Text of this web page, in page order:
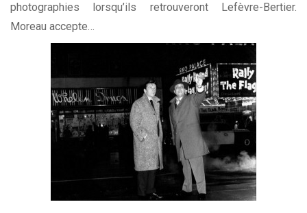
photographies lorsqu’ils retrouveront Lefèvre-Bertier.
Moreau accepte…